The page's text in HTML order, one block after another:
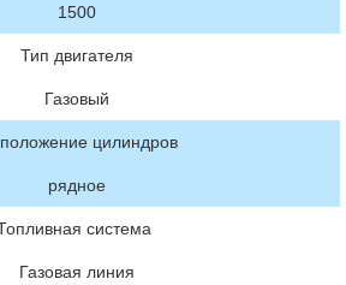
1500
Тип двигателя
Газовый
цилиндров
рядное
система
Газовая линия